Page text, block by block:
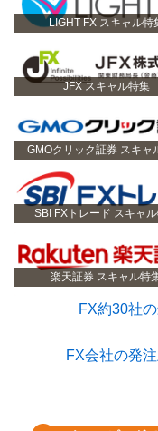
LIGHT FX スキャル特
JFX スキャル特集
GMOクリック証券 スキャ
SBI FXトレード スキャ
楽天証券 スキャル特
FX約30社
FX会社の発